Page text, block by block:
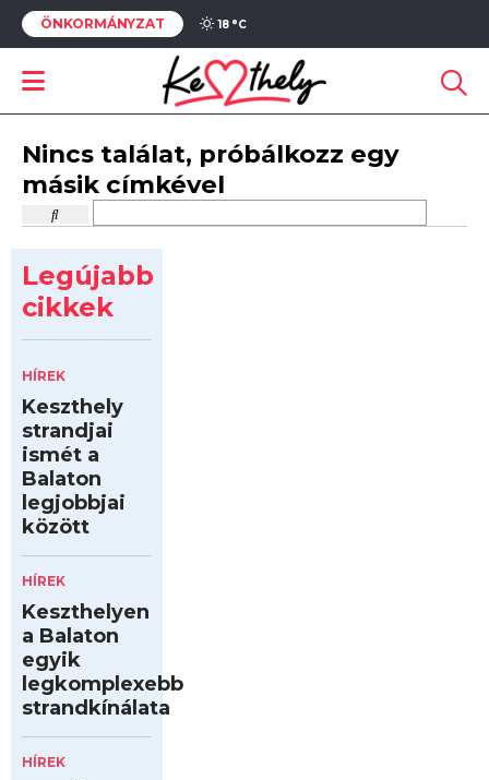
ÖNKORMÁNYZAT 18 °C
Nincs találat, próbálkozz egy
másik címkével
Legújabb
cikkek
HÍREK
Keszthely
strandjai
ismét a
Balaton
legjobbjai
között
HÍREK
Keszthelyen
a Balaton
egyik
legkomplexebb
strandkínálata
HÍREK